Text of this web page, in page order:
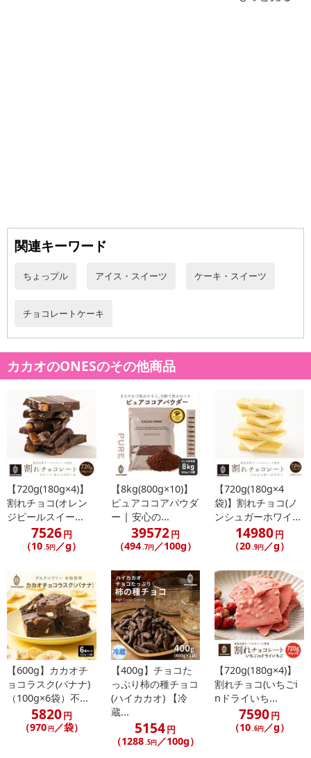
関連キーワード
ちょっプル アイス・スイーツ ケーキ・スイーツ
チョコレートケーキ
カカオのONESのその他商品
【720g(180g×4)】
割れチョコ(オレン
ジピールスイー...
7526円
（10.5円／g）
【8kg(800g×10)】
ピュアココアパウダ
ー | 安心の...
39572円
（494.7円／100g）
【720g(180g×4
袋)】割れチョコ(ノ
ンシュガーホワイ...
14980円
（20.9円／g）
【600g】カカオチ
ョコラスク(バナナ)
（100g×6袋）不...
5820円
（970 円／袋）
【400g】チョコた
っぷり柿の種チョコ
(ハイカカオ) 【冷
蔵...
5154円
（1288.5円／100g）
【720g(180g×4)】
割れチョコ(いちごi
nドライいち...
7590円
（10.6円／g）